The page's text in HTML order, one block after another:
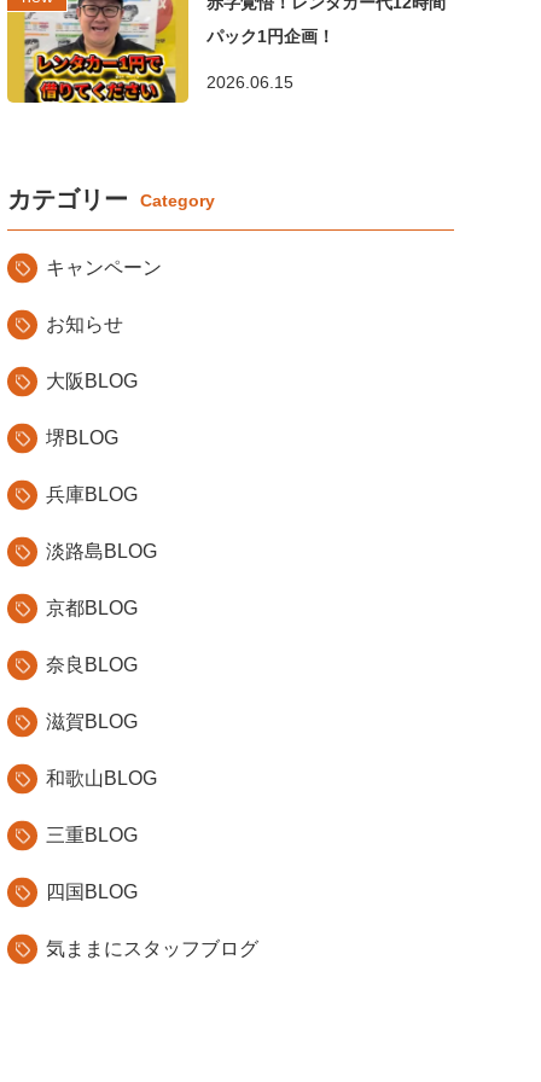
パック1円企画！
2026.06.15
カテゴリー
キャンペーン
お知らせ
大阪BLOG
堺BLOG
兵庫BLOG
淡路島BLOG
京都BLOG
奈良BLOG
滋賀BLOG
和歌山BLOG
三重BLOG
四国BLOG
気ままにスタッフブログ